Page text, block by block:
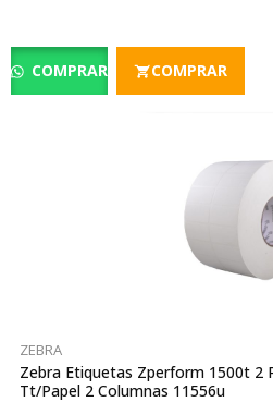
COMPRAR COMPRAR
ZEBRA
Zebra Etiquetas Zperform 1500t 2
Tt/papel 2 Columnas 11556u